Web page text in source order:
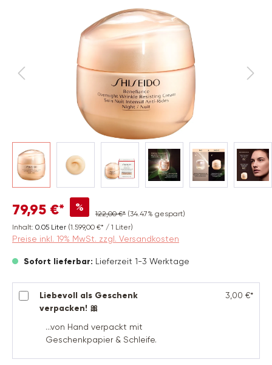
Bildergalerie überspringen
79,95 €* % 122,00 €* (34.47% gespart)
Inhalt: 0.05 Liter (1.599,00 €* / 1 Liter)
Preise inkl. 19% MwSt. zzgl. Versandkosten
Sofort lieferbar: Lieferzeit 1-3 Werktage
Liebevoll als Geschenk
verpacken! 🎀
...von Hand verpackt mit
Geschenkpapier & Schleife.
3,00 €*